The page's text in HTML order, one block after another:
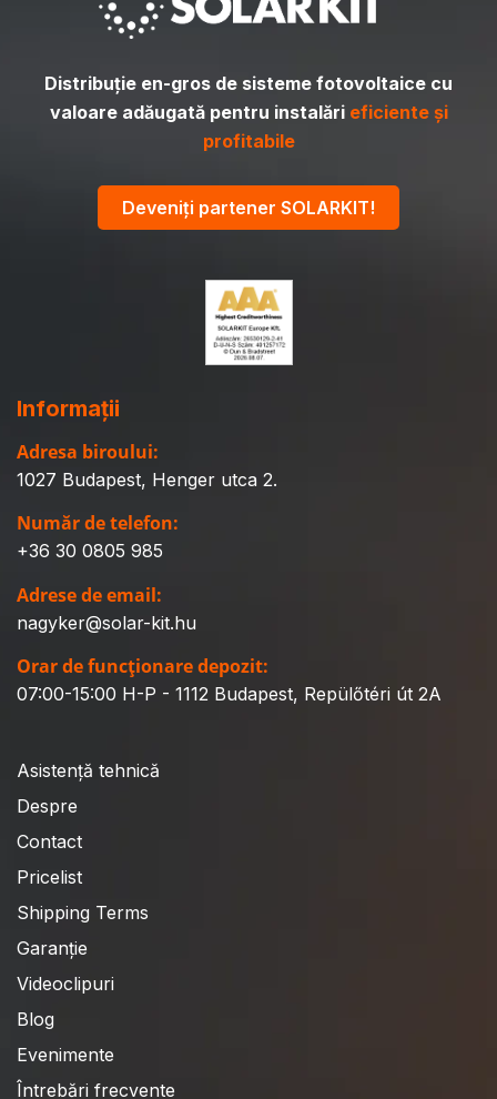
Distribuție en-gros de sisteme fotovoltaice cu
valoare adăugată pentru instalări eficiente și
profitabile
Deveniți partener SOLARKIT!
Informații
Adresa biroului:
1027 Budapest, Henger utca 2.
Număr de telefon:
+36 30 0805 985
Adrese de email:
nagyker@solar-kit.hu
Orar de funcționare depozit:
07:00-15:00 H-P - 1112 Budapest, Repülőtéri út 2A
Asistență tehnică
Despre
Contact
Pricelist
Shipping Terms
Garanție
Videoclipuri
Blog
Evenimente
Întrebări frecvente